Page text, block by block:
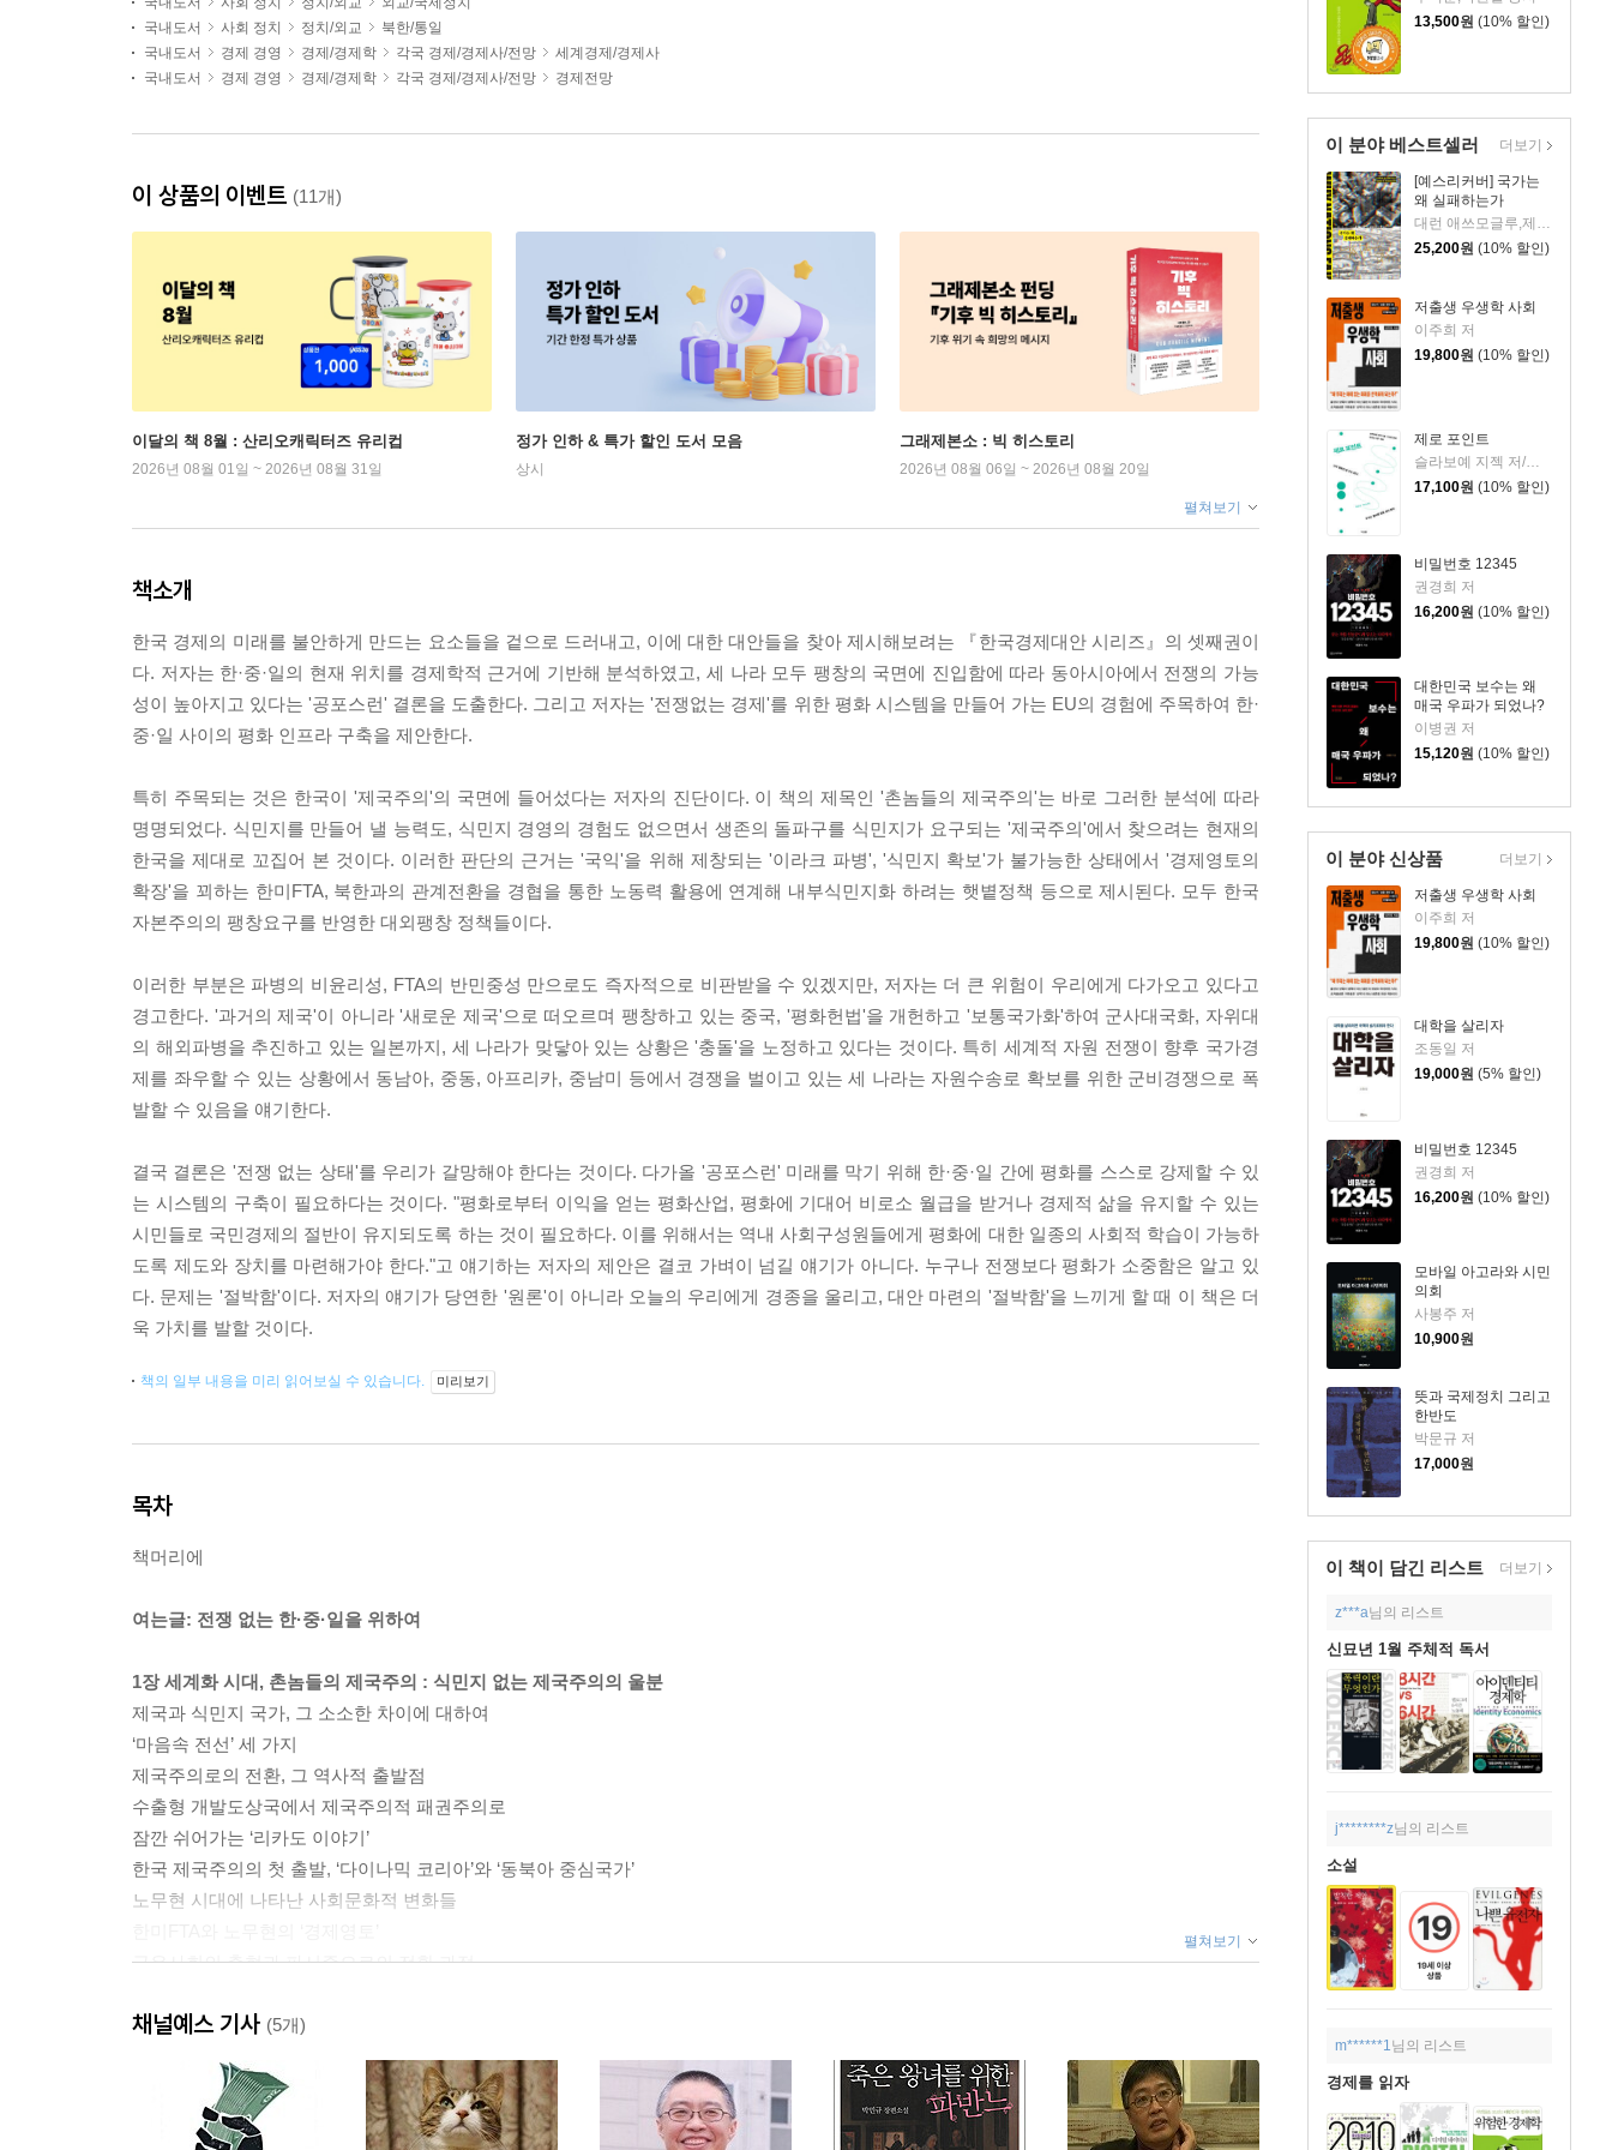
13,500원 (10% 할인)
이 분야 베스트셀러
[예스리커버] 국가는
왜 실패하는가
대런 애쓰모글루,제임스 A. 로빈슨 공저/최완규 역/장경덕 감수
25,200원 (10% 할인)
저출생 우생학 사회
이주희 저
19,800원 (10% 할인)
제로 포인트
17,100원 (10% 할인)
비밀번호 12345
권경희 저
16,200원 (10% 할인)
대한민국 보수는 왜
매국 우파가 되었나?
이병권 저
15,120원 (10% 할인)
더보기
이 분야 신상품
저출생 우생학 사회
이주희 저
19,800원 (10% 할인)
대학을 살리자
조동일 저
19,000원 (5% 할인)
비밀번호 12345
권경희 저
16,200원 (10% 할인)
모바일 아고라와 시민
의회
사봉주 저
10,900원
뜻과 국제정치 그리고
한반도
박문규 저
17,000원
더보기
이 책이 담긴 리스트 더보기
z***a님의 리스트
신묘년 1월 주체적 독서
j********z님의 리스트
소설
m******1님의 리스트
경제를 읽자
국내도서
사회 정치 정치/외교
북한/통일
국내도서
경제 경영 경제/경제학 각국 경제/경제사/전망
세계경제/경제사
국내도서
경제 경영 경제/경제학 각국 경제/경제사/전망 경제전망
이 상품의 이벤트 (11개)
이달의 책 8월 : 산리오캐릭터즈 유리컵
2026년 08월 01일 ~ 2026년 08월 31일
정가 인하 & 특가 할인 도서 모음
상시
그래제본소 : 빅 히스토리
2026년 08월 06일 ~ 2026년 08월 20일
펼쳐보기
책소개
한국 경제의 미래를 불안하게 만드는 요소들을 겉으로 드러내고, 이에 대한 대안들을 찾아 제시해보려는 『한국경제대안 시리즈』의 셋째권이
다. 저자는 한·중·일의 현재 위치를 경제학적 근거에 기반해 분석하였고, 세 나라 모두 팽창의 국면에 진입함에 따라 동아시아에서 전쟁의 가능
성이 높아지고 있다는 '공포스런' 결론을 도출한다. 그리고 저자는 '전쟁없는 경제'를 위한 평화 시스템을 만들어 가는 EU의 경험에 주목하여 한·
중·일 사이의 평화 인프라 구축을 제안한다.
특히 주목되는 것은 한국이 '제국주의'의 국면에 들어섰다는 저자의 진단이다. 이 책의 제목인 '촌놈들의 제국주의'는 바로 그러한 분석에 따라
명명되었다. 식민지를 만들어 낼 능력도, 식민지 경영의 경험도 없으면서 생존의 돌파구를 식민지가 요구되는 '제국주의'에서 찾으려는 현재의
한국을 제대로 꼬집어 본 것이다. 이러한 판단의 근거는 '국익'을 위해 제창되는 '이라크 파병', '식민지 확보'가 불가능한 상태에서 '경제영토의
확장'을 꾀하는 한미FTA, 북한과의 관계전환을 경협을 통한 노동력 활용에 연계해 내부식민지화 하려는 햇볕정책 등으로 제시된다. 모두 한국
자본주의의 팽창요구를 반영한 대외팽창 정책들이다.
이러한 부분은 파병의 비윤리성, FTA의 반민중성 만으로도 즉자적으로 비판받을 수 있겠지만, 저자는 더 큰 위험이 우리에게 다가오고 있다고
경고한다. '과거의 제국'이 아니라 '새로운 제국'으로 떠오르며 팽창하고 있는 중국, '평화헌법'을 개헌하고 '보통국가화'하여 군사대국화, 자위대
의 해외파병을 추진하고 있는 일본까지, 세 나라가 맞닿아 있는 상황은 '충돌'을 노정하고 있다는 것이다. 특히 세계적 자원 전쟁이 향후 국가경
제를 좌우할 수 있는 상황에서 동남아, 중동, 아프리카, 중남미 등에서 경쟁을 벌이고 있는 세 나라는 자원수송로 확보를 위한 군비경쟁으로 폭
발할 수 있음을 얘기한다.
결국 결론은 '전쟁 없는 상태'를 우리가 갈망해야 한다는 것이다. 다가올 '공포스런' 미래를 막기 위해 한·중·일 간에 평화를 스스로 강제할 수 있
는 시스템의 구축이 필요하다는 것이다. "평화로부터 이익을 얻는 평화산업, 평화에 기대어 비로소 월급을 받거나 경제적 삶을 유지할 수 있는
시민들로 국민경제의 절반이 유지되도록 하는 것이 필요하다. 이를 위해서는 역내 사회구성원들에게 평화에 대한 일종의 사회적 학습이 가능하
도록 제도와 장치를 마련해가야 한다."고 얘기하는 저자의 제안은 결코 가벼이 넘길 얘기가 아니다. 누구나 전쟁보다 평화가 소중함은 알고 있
다. 문제는 '절박함'이다. 저자의 얘기가 당연한 '원론'이 아니라 오늘의 우리에게 경종을 울리고, 대안 마련의 '절박함'을 느끼게 할 때 이 책은 더
욱 가치를 발할 것이다.
책의 일부 내용을 미리 읽어보실 수 있습니다. 미리보기
목차
책머리에
여는글: 전쟁 없는 한·중·일을 위하여
1장 세계화 시대, 촌놈들의 제국주의 : 식민지 없는 제국주의의 울분
제국과 식민지 국가, 그 소소한 차이에 대하여
‘마음속 전선’ 세 가지
제국주의로의 전환, 그 역사적 출발점
수출형 개발도상국에서 제국주의적 패권주의로
잠깐 쉬어가는 ‘리카도 이야기’
한국 제국주의의 첫 출발, ‘다이나믹 코리아’와 ‘동북아 중심국가’
노무현 시대에 나타난 사회문화적 변화들
극우사회의 출현과 파시즘으로의 전환 과정
2장 북으로 향하는 한국 자본주의 : 내부식민지 전략의 강화와 건설자본형 제국주의
통일 근본주의와 이윤 중심주의의 결합 : 민족패권주의
펼쳐보기
채널예스 기사 (5개)